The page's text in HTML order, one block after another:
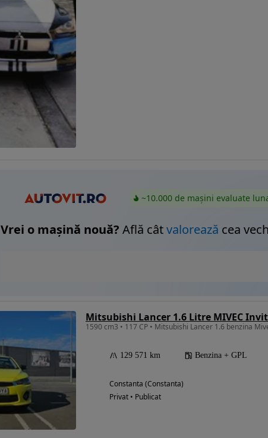
~10.000 de mașini evaluate
Vrei o mașină nouă? Află câtvalorează cea
Mitsubishi Lancer 1.6 Litre MIVEC
1590 cm3 • 117 CP • Mitsubishi Lancer 1.6 benzina
129 571 km Benzina + GPL
Constanta (Constanta)
Privat • Publicat